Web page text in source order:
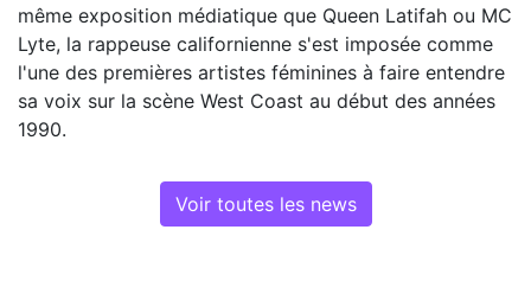
même exposition médiatique que Queen Latifah ou MC
Lyte, la rappeuse californienne s'est imposée comme
l'une des premières artistes féminines à faire entendre
sa voix sur la scène West Coast au début des années
1990.
Voir toutes les news